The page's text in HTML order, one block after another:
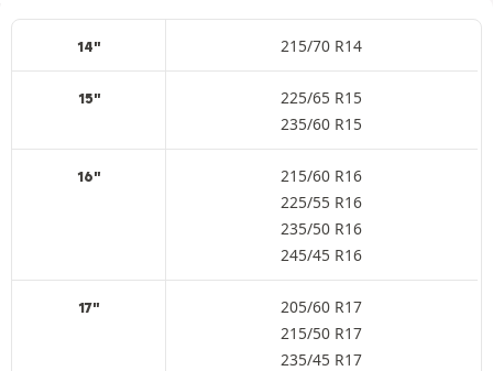
14" 215/70 R14
15"
225/65 R15
235/60 R15
16"
215/60 R16
225/55 R16
235/50 R16
245/45 R16
17"
205/60 R17
215/50 R17
235/45 R17